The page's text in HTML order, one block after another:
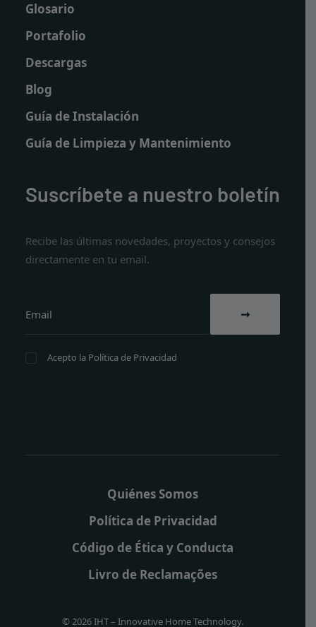
Glosario
Portafolio
Descargas
Blog
Guía de Instalación
Guía de Limpieza y Mantenimiento
Suscríbete a nuestro boletín
Recibe las últimas novedades, proyectos y consejos
directamente en tu email.
Acepto la Política de Privacidad
Quiénes Somos
Política de Privacidad
Código de Ética y Conducta
Livro de Reclamações
© 2026 IHT – Innovative Home Technology.